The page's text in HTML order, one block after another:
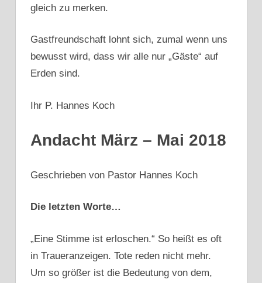
gleich zu merken.
Gastfreundschaft lohnt sich, zumal wenn uns
bewusst wird, dass wir alle nur „Gäste“ auf
Erden sind.
Ihr P. Hannes Koch
Andacht März – Mai 2018
Geschrieben von Pastor Hannes Koch
Die letzten Worte…
„Eine Stimme ist erloschen.“ So heißt es oft
in Traueranzeigen. Tote reden nicht mehr.
Um so größer ist die Bedeutung von dem,